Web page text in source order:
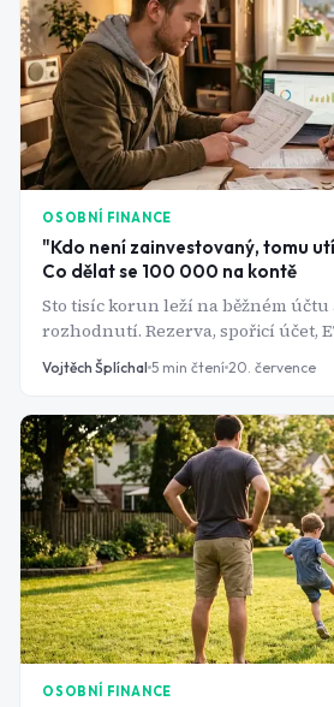
OSOBNÍ FINANCE
"Kdo není zainvestovaný, tomu
Co dělat se 100 000 na kontě
Sto tisíc korun leží na běžném účtu
rozhodnutí. Rezerva, spořicí účet,
úleva přes DIP? Tady je postup, jak
zbytečných chyb.
Vojtěch Šplíchal 5 min čtení 20. července
OSOBNÍ FINANCE